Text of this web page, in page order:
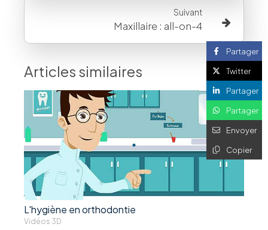
Suivant
Maxillaire : all-on-4
Articles similaires
L'hygiène en orthodontie
Vidéos 3D
Partager
Twitter
Partager
Partager
Envoyer
Copier